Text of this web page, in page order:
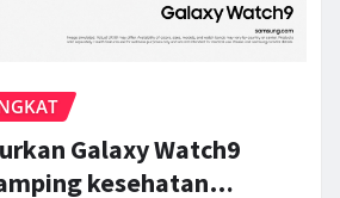
Galaxy Watch9
kesehatan…